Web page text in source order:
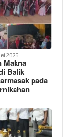
2026
Makna
Balik
pada